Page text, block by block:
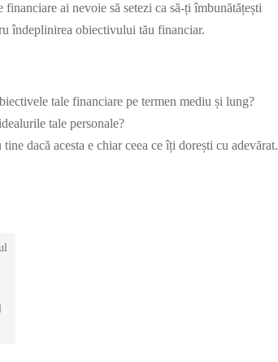
ai nevoie să setezi ca să-ți îmbunătățești
îndeplinirea obiectivului tău financiar.
tale financiare pe termen mediu și lung?
tale personale?
dacă acesta e chiar ceea ce îți dorești cu adevărat.